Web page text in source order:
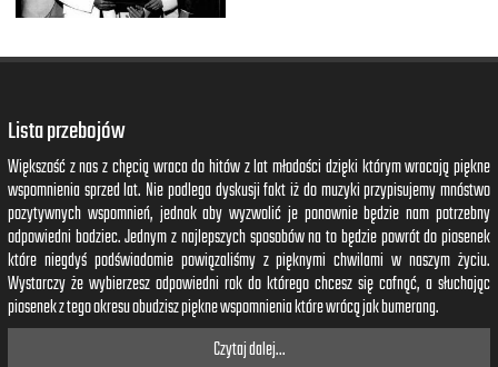
Lista przebojów
Większość z nas z chęcią wraca do hitów z lat młodości dzięki którym wracają piękne
wspomnienia sprzed lat. Nie podlega dyskusji fakt iż do muzyki przypisujemy mnóstwo
pozytywnych wspomnień, jednak aby wyzwolić je ponownie będzie nam potrzebny
odpowiedni bodziec. Jednym z najlepszych sposobów na to będzie powrót do piosenek
które niegdyś podświadomie powiązaliśmy z pięknymi chwilami w naszym życiu.
Wystarczy że wybierzesz odpowiedni rok do którego chcesz się cofnąć, a słuchając
piosenek z tego okresu obudzisz piękne wspomnienia które wrócą jak bumerang.
Czytaj dalej...